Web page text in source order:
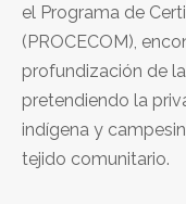
el Programa de
(PROCECOM),
profundización de
pretendiendo la
indígena y
tejido comunitario.